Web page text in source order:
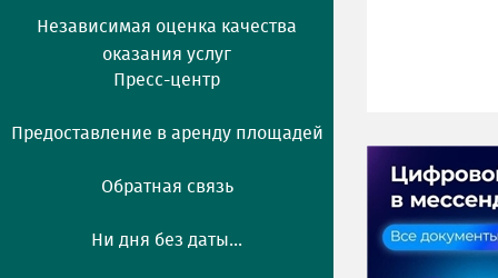
Независимая оценка качества
оказания услуг
Пресс-центр
Предоставление в аренду площадей
Обратная связь
Ни дня без даты...